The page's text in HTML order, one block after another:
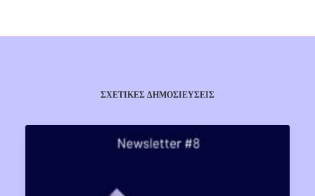
ΣΧΕΤΙΚΈΣ ΔΗΜΟΣΙΕΎΣΕΙΣ